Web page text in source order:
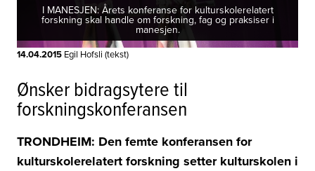
I MANESJEN: Årets konferanse for kulturskolerelatert
forskning skal handle om forskning, fag og praksiser i
manesjen.
14.04.2015 Egil Hofsli (tekst)
Ønsker bidragsytere til
forskningskonferansen
TRONDHEIM: Den femte konferansen for
kulturskolerelatert forskning setter kulturskolen i